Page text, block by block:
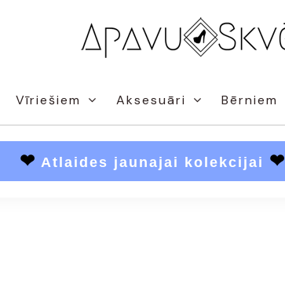
Vīriešiem Aksesuāri Bērniem
❤ Atlaides jaunajai kolekcijai ❤